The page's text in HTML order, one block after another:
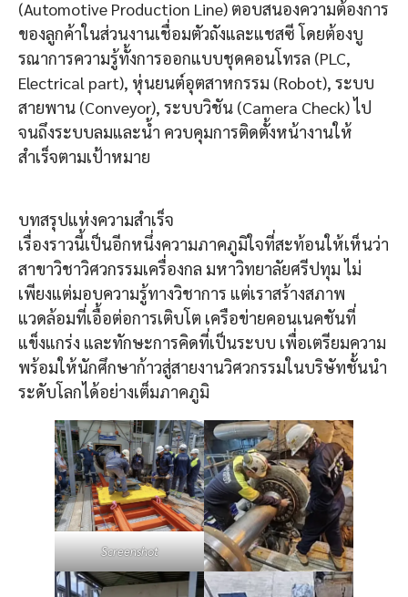
(Automotive Production Line) ตอบสนองความต้องการ
ของลูกค้าในส่วนงานเชื่อมตัวถังและแชสซี โดยต้องบู
รณาการความรู้ทั้งการออกแบบชุดคอนโทรล (PLC,
Electrical part), หุ่นยนต์อุตสาหกรรม (Robot), ระบบ
สายพาน (Conveyor), ระบบวิชัน (Camera Check) ไป
จนถึงระบบลมและน้ำ ควบคุมการติดตั้งหน้างานให้
สำเร็จตามเป้าหมาย
บทสรุปแห่งความสำเร็จ
เรื่องราวนี้เป็นอีกหนึ่งความภาคภูมิใจที่สะท้อนให้เห็นว่า
สาขาวิชาวิศวกรรมเครื่องกล มหาวิทยาลัยศรีปทุม ไม่
เพียงแต่มอบความรู้ทางวิชาการ แต่เราสร้างสภาพ
แวดล้อมที่เอื้อต่อการเติบโต เครือข่ายคอนเนคชันที่
แข็งแกร่ง และทักษะการคิดที่เป็นระบบ เพื่อเตรียมความ
พร้อมให้นักศึกษาก้าวสู่สายงานวิศวกรรมในบริษัทชั้นนำ
ระดับโลกได้อย่างเต็มภาคภูมิ
Screenshot